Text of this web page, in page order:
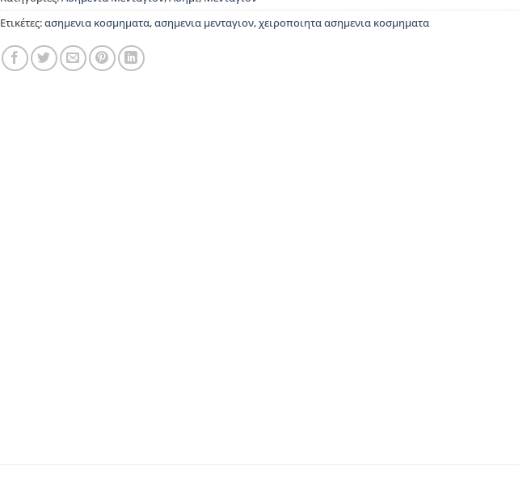
Ετικέτες:ασημενια κοσμηματα,ασημενια μενταγιον,χειροποιητα ασημενια κοσμηματα